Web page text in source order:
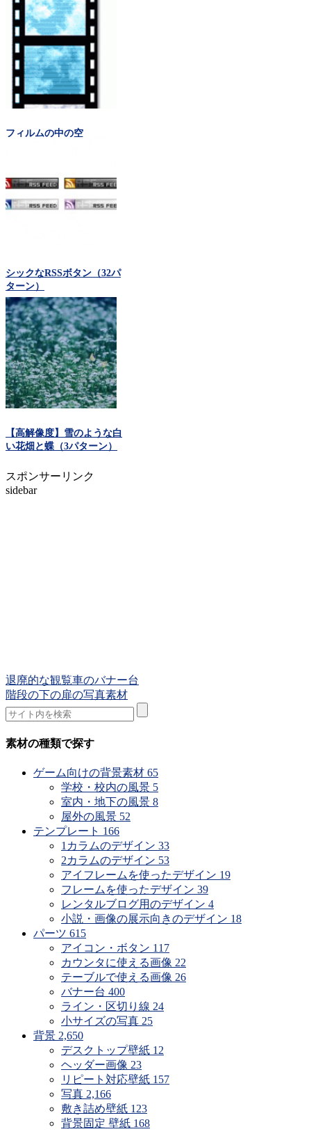
フィルムの中の空
シックなRSSボタン（32パ
ターン）
【高解像度】雪のような白
い花畑と蝶（3パターン）
スポンサーリンク
sidebar
退廃的な観覧車のバナー台
階段の下の扉の写真素材
素材の種類で探す
ゲーム向けの背景素材 65
学校・校内の風景 5
室内・地下の風景 8
屋外の風景 52
テンプレート 166
1カラムのデザイン 33
2カラムのデザイン 53
アイフレームを使ったデザイン 19
フレームを使ったデザイン 39
レンタルブログ用のデザイン 4
小説・画像の展示向きのデザイン 18
パーツ 615
アイコン・ボタン 117
カウンタに使える画像 22
テーブルで使える画像 26
バナー台 400
ライン・区切り線 24
小サイズの写真 25
背景 2,650
デスクトップ壁紙 12
ヘッダー画像 23
リピート対応壁紙 157
写真 2,166
敷き詰め壁紙 123
背景固定 壁紙 168